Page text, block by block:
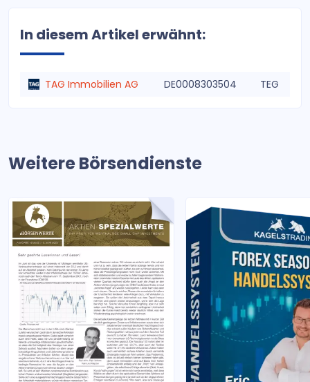
In diesem Artikel erwähnt:
TAG Immobilien AG DE0008303504 TEG
Weitere Börsendienste